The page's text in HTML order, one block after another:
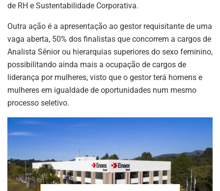
de RH e Sustentabilidade Corporativa.
Outra ação é a apresentação ao gestor requisitante de uma
vaga aberta, 50% dos finalistas que concorrem a cargos de
Analista Sênior ou hierarquias superiores do sexo feminino,
possibilitando ainda mais a ocupação de cargos de
liderança por mulheres, visto que o gestor terá homens e
mulheres em igualdade de oportunidades num mesmo
processo seletivo.
ASSINE NOSSA
NEWSLETTER
notíciase inovações do setor mineral
brasileiro.